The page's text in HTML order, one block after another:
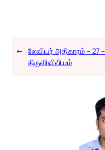
← லேவியர் அதிகாரம் – 27 –
திருவிவிலியம்